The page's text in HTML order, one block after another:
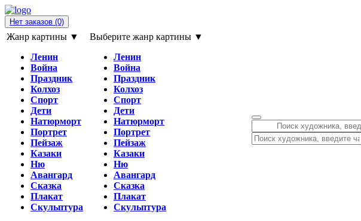
Нет заказов (0)
Жанр картины ▼
Ленин
Война
Праздник
Колхоз
Спорт
Дети
Натюрморт
Портрет
Пейзаж
Казаки
Ню
Авангард
Сказка
Плакат
Скульптура
Выберите жанр картины ▼
Ленин
Война
Праздник
Колхоз
Спорт
Дети
Натюрморт
Портрет
Пейзаж
Казаки
Ню
Авангард
Сказка
Плакат
Скульптура